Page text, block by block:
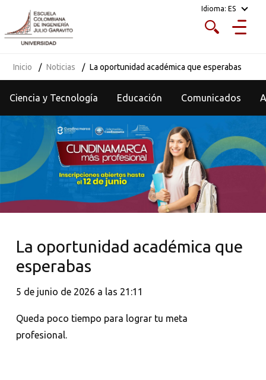
Idioma: ES
Inicio Noticias La oportunidad académica que esperabas
Ciencia y Tecnología Educación Comunicados
La oportunidad académica que
esperabas
5 de junio de 2026 a las 21:11
Queda poco tiempo para lograr tu meta
profesional.